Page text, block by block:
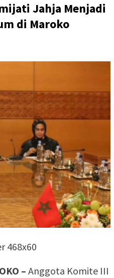
Jahja Menjadi
di Maroko
–Anggota Komite III